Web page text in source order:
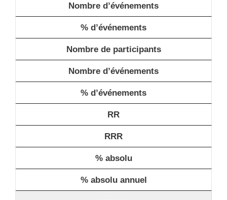
Nombre d’événements
% d’événements
Nombre de participants
Nombre d’événements
% d’événements
RR
RRR
% absolu
% absolu annuel